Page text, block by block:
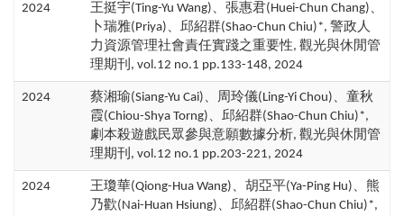
2024
王挺宇(Ting-Yu Wang)、張惠君(Huei-Chun Chang)、
卜瑞雅(Priya)、邱紹群(Shao-Chun Chiu)*, 警政人
力資源管理社會責任實踐之重要性, 觀光與休閒管
理期刊, vol.12 no.1 pp.133-148, 2024
2024
蔡湘瑜(Siang-Yu Cai)、周玲儀(Ling-Yi Chou)、童秋
霞(Chiou-Shya Torng)、邱紹群(Shao-Chun Chiu)*,
劇本殺遊戲民眾參與意願數據分析, 觀光與休閒管
理期刊, vol.12 no.1 pp.203-221, 2024
2024
王瓊華(Qiong-Hua Wang)、胡亞平(Ya-Ping Hu)、熊
乃歡(Nai-Huan Hsiung)、邱紹群(Shao-Chun Chiu)*,